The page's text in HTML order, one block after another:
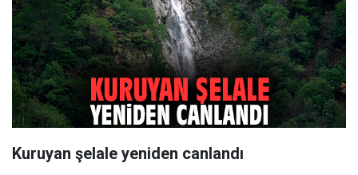
Kuruyan şelale yeniden canlandı